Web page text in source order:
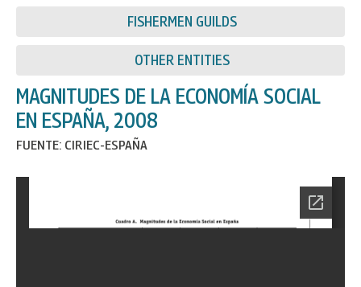
FISHERMEN GUILDS
OTHER ENTITIES
MAGNITUDES DE LA ECONOMÍA SOCIAL
EN ESPAÑA, 2008
FUENTE: CIRIEC-ESPAÑA